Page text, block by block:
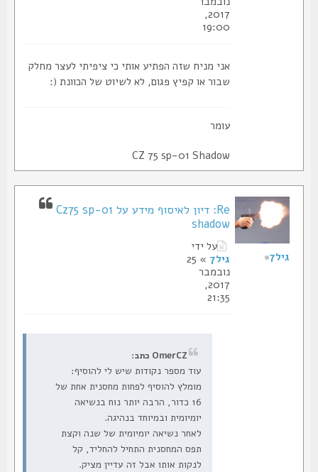
2017,
19:00
אני מניח שזה הפתיע אותי כי ציפיתי לעצר מחלק
שבור או קפיץ פגום, לא לשיוט של הכוונת (:
CZ 75 sp-01 Shadow
Re: דיון לאיסוף מידע על Cz75 sp-01
shadow
על ידי
» 25
נובמבר
2017,
21:35
OmerCZ כתב:
עוד מספר נקודות שיש לי להוסיף:
מומלץ להוסיף לפחות מחסנית אחת של
16 כדור, הרבה יותר נוח בנשיאה
יומיומית ובמיוחד בנהיגה.
לאחר נשיאה יומיומית של שנה וקצת
תפס המחסנית התחיל להחליד, קל
לנקות אותו אבל זה עדיין מציק.